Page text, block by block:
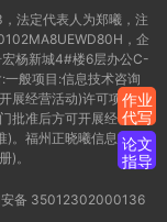
法定代表人为郑曦，注
，企
宏杨新城4#楼6层办公C-
般项目:信息技术咨询
展经营活动)许可项目:
批准后方可开展经营活
)。福州正晓曦信息技术
)。
安备 35012302000136
作业
代写
论文
指导